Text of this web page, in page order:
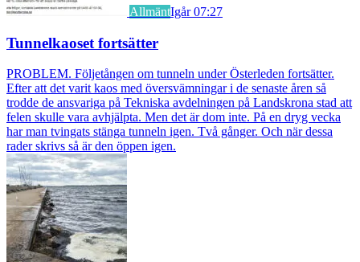
AllmäntIgår 07:27
Tunnelkaoset fortsätter
PROBLEM. Följetången om tunneln under Österleden fortsätter.
Efter att det varit kaos med översvämningar i de senaste åren så
trodde de ansvariga på Tekniska avdelningen på Landskrona stad att
felen skulle vara avhjälpta. Men det är dom inte. På en dryg vecka
har man tvingats stänga tunneln igen. Två gånger. Och när dessa
rader skrivs så är den öppen igen.